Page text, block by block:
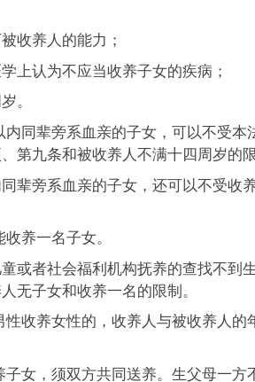
收养人的能力；
上认为不应当收养子女的疾病；
。
内同辈旁系血亲的子女，可以不受本
第九条和被收养人不满十四周岁的
辈旁系血亲的子女，还可以不受收
养一名子女。
或者社会福利机构抚养的查找不到
无子女和收养一名的限制。
性收养女性的，收养人与被收养人的
子女，须双方共同送养。生父母一方